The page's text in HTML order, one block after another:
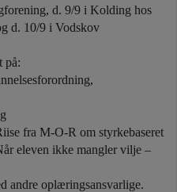
d. 9/9 i Kolding hos
d. 10/9 i Vodskov
på:
fra M-O-R om styrkebaseret
eleven ikke mangler vilje –
andre oplæringsansvarlige.